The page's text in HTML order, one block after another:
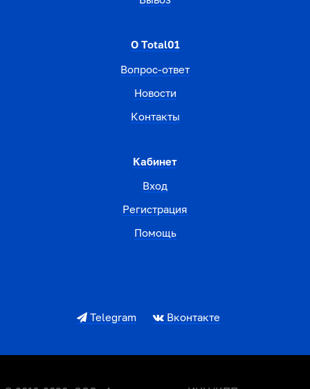
О Total01
Вопрос-ответ
Новости
Контакты
Кабинет
Вход
Регистрация
Помощь
Telegram Вконтакте